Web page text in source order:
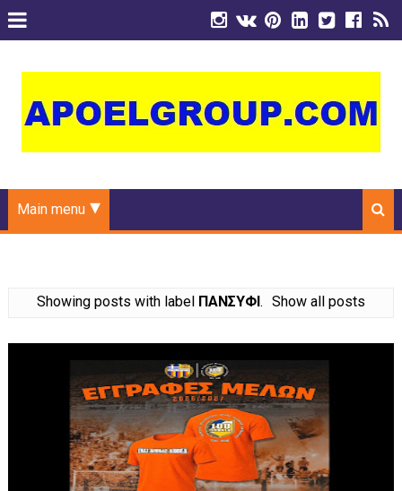
Main menu
Showing posts with label ΠΑΝΣΥΦΙ. Show all posts